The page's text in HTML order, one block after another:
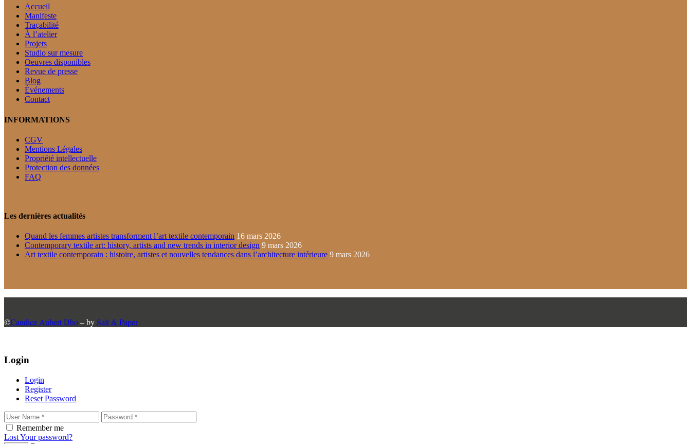
Accueil
Manifeste
Traçabilité
À l’atelier
Projets
Studio sur mesure
Oeuvres disponibles
Revue de presse
Blog
Événements
Contact
INFORMATIONS
CGV
Mentions Légales
Propriété intellectuelle
Protection des données
FAQ
Les dernières actualités
Quand les femmes artistes transforment l’art textile contemporain 16 mars 2026
Contemporary textile art: history, artists and new trends in interior design 9 mars 2026
Art textile contemporain : histoire, artistes et nouvelles tendances dans l’architecture intérieure 9 mars 2026
©Candice Aubert Dho– bySalt & Paper
Login
Login
Register
Reset Password
Remember me
Lost Your password?